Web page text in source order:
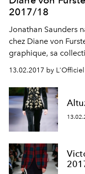
2017/18
Jonathan Saunders
chez Diane von
graphique, sa
de thèmes maison et de
encolures
taillé dans des
d'imprimés
yorkaise arty se
13.02.2017 by L'Officiel